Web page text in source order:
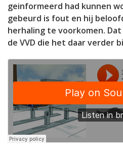
geinformeerd had kunnen
gebeurd is fout en hij
herhaling te voorkomen.
de VVD die het daar verder